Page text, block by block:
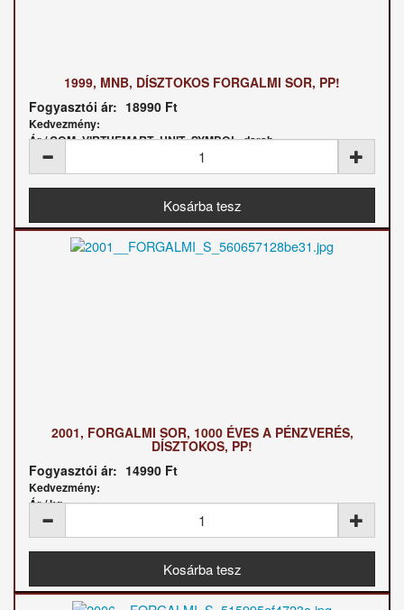
1999, MNB, DÍSZTOKOS FORGALMI SOR, PP!
Fogyasztói ár: 18990 Ft
Kedvezmény:
Ár / COM_VIRTUEMART_UNIT_SYMBOL_darab:
2001, FORGALMI SOR, 1000 ÉVES A PÉNZVERÉS,
DÍSZTOKOS, PP!
Fogyasztói ár: 14990 Ft
Kedvezmény:
Ár / kg: